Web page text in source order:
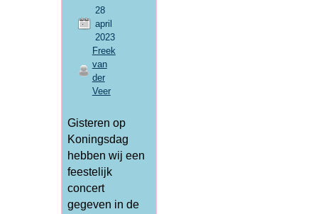
28
april
2023
Freek
van
der
Veer
Gisteren op
Koningsdag
hebben wij een
feestelijk
concert
gegeven in de